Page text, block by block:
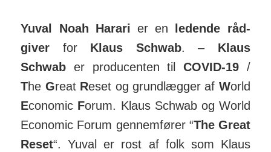
Yuval Noah Harari er en
ledende råd­­
giver for Klaus Schwab. – Klaus
Schwab er pro­du­­centen til COVID-19/
The Great Reset og grund­­lægger af World
Eco­­nomic Forum. Klaus Schwab og World
Eco­nomic Forum gen­­nem­­fører “The Great
Reset“. Yuval er rost af folk som Klaus